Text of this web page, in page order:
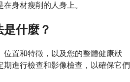
身材瘦削的人身上。
什麼？
位置和特徵，以及您的整體健康狀
進行檢查和影像檢查，以確保它們